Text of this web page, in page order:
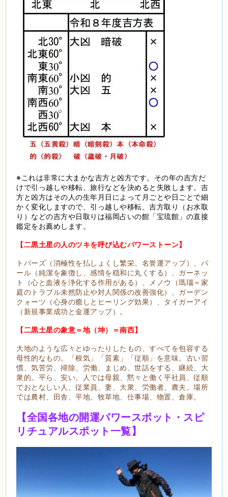
※これは非常に大まかな吉方と凶方です。その年の吉方だ
けで引っ越しや移転、旅行などを決めると失敗します。吉
方と凶方はその人の生年月日によって月ごとや日ごとで細
かく変化しますので、引っ越しや移転、吉方取り（お水取
り）などの吉方や日取りは福岡占いの館「宝琉館」の直接
鑑定をお薦めします。
【二黒土星の人のツキを呼び込むパワーストーン】
トパーズ（消極性を払しょくし繁栄、名誉運アップ）、パ
ール（純潔を象徴し、感情を穏和に丸くする）、ガーネッ
ト（心と血液を浄化する作用がある）、メノウ（瑪瑙＝家
庭のトラブル未然防止や対人関係の改善強化）、ガーデン
クォーツ（心身の癒しとヒーリング効果）、タイガーアイ
（新規事業成功と金運アップ）。
【二黒土星の象意＝地（坤）＝南西】
大地のような広々とゆったりしたもの、すべてを包容する
母性的なもの。「根気」「質素」「従順」を意味。古い習
慣、気苦労、掃除、労働、まじめ、世話をする、継続、大
衆的。平ら、安い。人では母親、黙々と働く平社員、従順
でおとなしい人、従業員、妻、大衆、労働者、農夫。場所
では農村、田舎、平地、牧草地、仕事場、物置、倉庫。
【全国各地の開運パワースポット・スピ
リチュアルスポット一覧】